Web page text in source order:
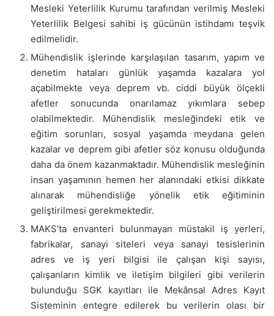
Mesleki Yeterlilik Kurumu tarafından verilmiş Mesleki
Yeterlilik Belgesi sahibi iş gücünün istihdamı teşvik
edilmelidir.
Mühendislik işlerinde karşılaşılan tasarım, yapım ve
denetim hataları günlük yaşamda kazalara yol
açabilmekte veya deprem vb. ciddi büyük ölçekli
afetler sonucunda onarılamaz yıkımlara sebep
olabilmektedir. Mühendislik mesleğindeki etik ve
eğitim sorunları, sosyal yaşamda meydana gelen
kazalar ve deprem gibi afetler söz konusu olduğunda
daha da önem kazanmaktadır. Mühendislik mesleğinin
insan yaşamının hemen her alanındaki etkisi dikkate
alınarak mühendisliğe yönelik etik eğitiminin
geliştirilmesi gerekmektedir.
MAKS’ta envanteri bulunmayan müstakil iş yerleri,
fabrikalar, sanayi siteleri veya sanayi tesislerinin
adres ve iş yeri bilgisi ile çalışan kişi sayısı,
çalışanların kimlik ve iletişim bilgileri gibi verilerin
bulunduğu SGK kayıtları ile Mekânsal Adres Kayıt
Sisteminin entegre edilerek bu verilerin olası bir